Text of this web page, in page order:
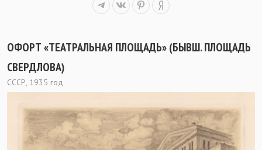
ОФОРТ «ТЕАТРАЛЬНАЯ ПЛОЩАДЬ» (БЫВШ. ПЛОЩАДЬ
СВЕРДЛОВА)
СССР, 1935 год